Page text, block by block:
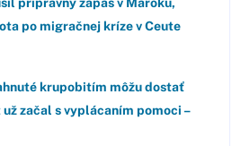
po migračnej kríze v Ceute
krupobitím môžu dostať
už začal s vyplácaním pomoci –